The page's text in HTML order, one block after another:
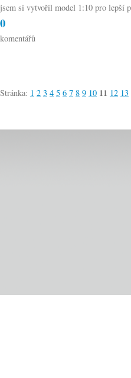
jsem si vytvořil model 1:10 pro lepší
0
komentářů
Stránka: 1 2 3 4 5 6 7 8 9 10 11 12 13